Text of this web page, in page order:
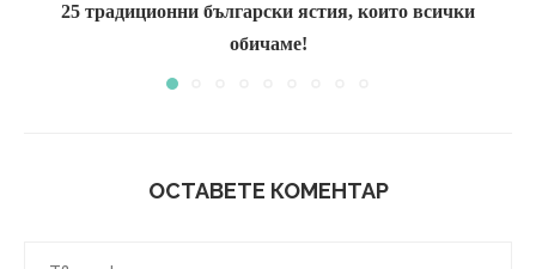
25 традиционни български ястия, които всички
обичаме!
ОСТАВЕТЕ КОМЕНТАР